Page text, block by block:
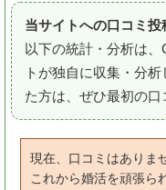
当サイトへの口コミ投
以下の統計・分析は
トが独自に収集・分
た方は、ぜひ最初の口
現在、口コミはありま
これから婚活を頑張ら